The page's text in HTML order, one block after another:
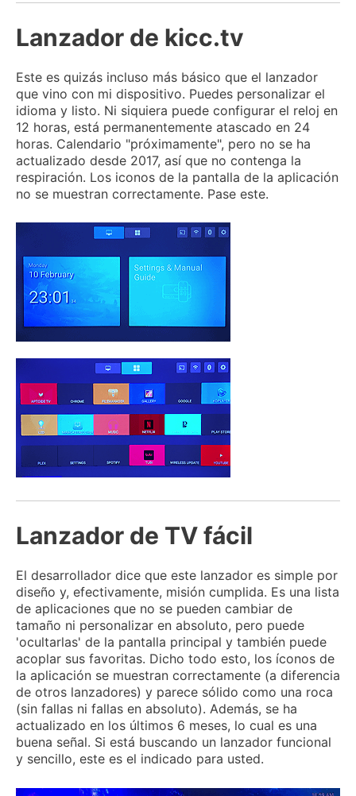
Lanzador de kicc.tv
Este es quizás incluso más básico que el lanzador
que vino con mi dispositivo. Puedes personalizar el
idioma y listo. Ni siquiera puede configurar el reloj en
12 horas, está permanentemente atascado en 24
horas. Calendario "próximamente", pero no se ha
actualizado desde 2017, así que no contenga la
respiración. Los iconos de la pantalla de la aplicación
no se muestran correctamente. Pase este.
Lanzador de TV fácil
El desarrollador dice que este lanzador es simple por
diseño y, efectivamente, misión cumplida. Es una lista
de aplicaciones que no se pueden cambiar de
tamaño ni personalizar en absoluto, pero puede
'ocultarlas' de la pantalla principal y también puede
acoplar sus favoritas. Dicho todo esto, los íconos de
la aplicación se muestran correctamente (a diferencia
de otros lanzadores) y parece sólido como una roca
(sin fallas ni fallas en absoluto). Además, se ha
actualizado en los últimos 6 meses, lo cual es una
buena señal. Si está buscando un lanzador funcional
y sencillo, este es el indicado para usted.